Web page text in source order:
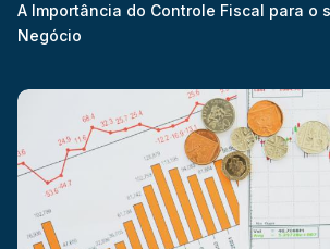
A Importância do Controle Fiscal para o
Negócio